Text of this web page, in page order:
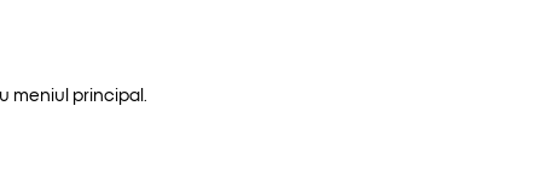
meniul principal.